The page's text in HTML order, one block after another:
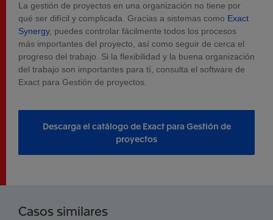
La gestión de proyectos en una organización no tiene por
qué ser difícil y complicada. Gracias a sistemas como Exact
Synergy, puedes controlar fácilmente todos los procesos
más importantes del proyecto, así como seguir de cerca el
progreso del trabajo. Si la flexibilidad y la buena organización
del trabajo son importantes para tí, consulta el software de
Exact para Gestión de proyectos.
Descarga el catálogo de Exact para Gestión de
proyectos
Casos similares